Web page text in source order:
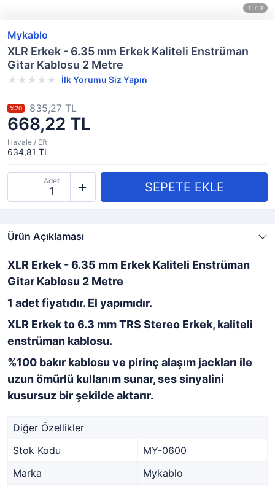
Mykablo
XLR Erkek - 6.35 mm Erkek Kaliteli Enstrüman
Gitar Kablosu 2 Metre
İlk Yorumu Siz Yapın
668,22 TL
%20 835,27 TL
Havale / Eft
634,81 TL
Adet
Ürün Açıklaması
XLR Erkek - 6.35 mm Erkek Kaliteli Enstrüman
Gitar Kablosu 2 Metre
1 adet fiyatıdır. El yapımıdır.
XLR Erkek to 6.3 mm TRS Stereo Erkek, kaliteli
enstrüman kablosu.
%100 bakır kablosu ve pirinç alaşım jackları ile
uzun ömürlü kullanım sunar, ses sinyalini
kusursuz bir şekilde aktarır.
Diğer Özellikler
Stok Kodu
MY-0600
Marka
Mykablo